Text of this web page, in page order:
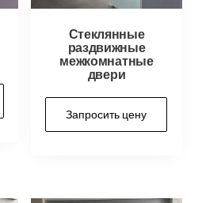
Стеклянные
раздвижные
межкомнатные
двери